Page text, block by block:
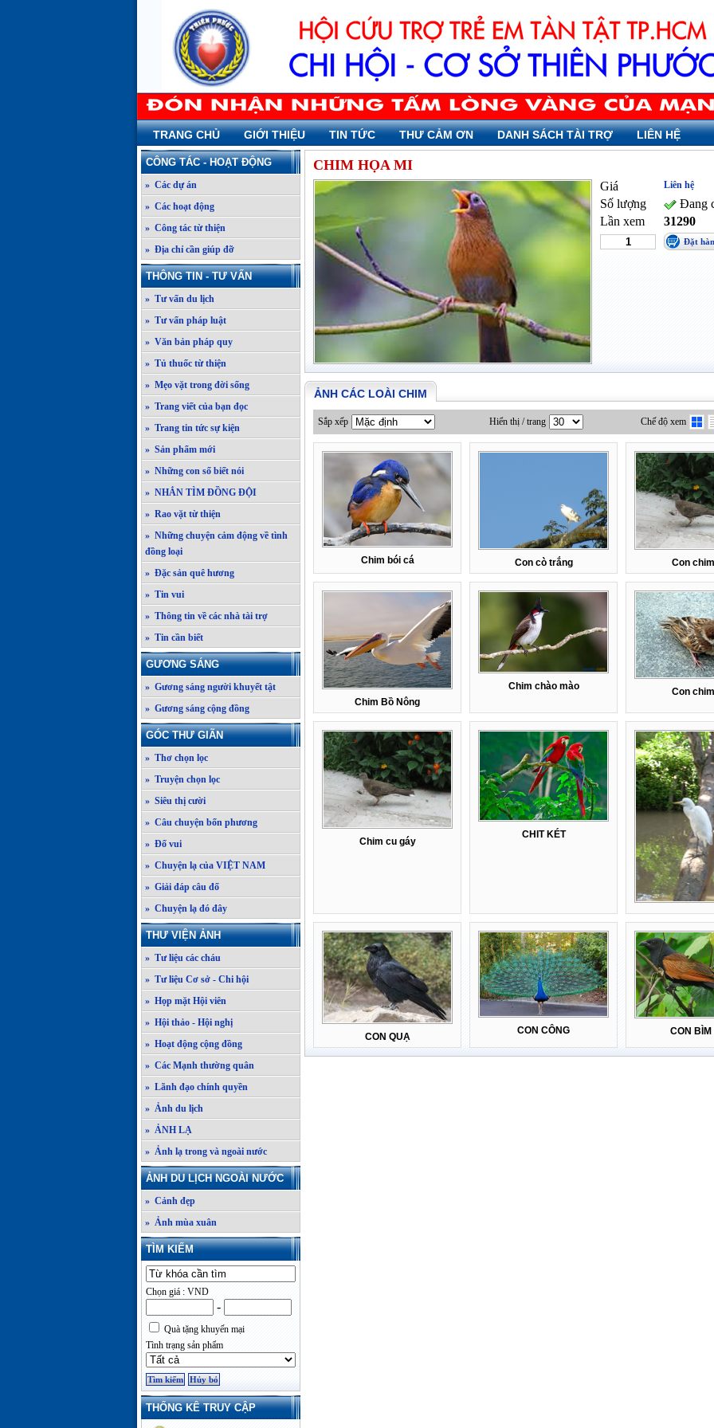
TRANG CHỦ GIỚI THIỆU TIN TỨC THƯ CẢM ƠN DANH SÁCH TÀI TRỢ LIÊN HỆ
CÔNG TÁC - HOẠT ĐỘNG
» Các dự án
» Các hoạt động
» Công tác từ thiện
» Địa chỉ cần giúp đỡ
THÔNG TIN - TƯ VẤN
» Tư vấn du lịch
» Tư vấn pháp luật
» Văn bản pháp quy
» Tủ thuốc từ thiện
» Mẹo vặt trong đời sống
» Trang viết của bạn đọc
» Trang tin tức sự kiện
» Sản phẩm mới
» Những con số biết nói
» NHẮN TÌM ĐỒNG ĐỘI
» Rao vặt từ thiện
» Những chuyện cảm động về tình
đồng loại
» Đặc sản quê hương
» Tin vui
» Thông tin về các nhà tài trợ
» Tin cần biết
GƯƠNG SÁNG
» Gương sáng người khuyết tật
» Gương sáng cộng đồng
GÓC THƯ GIÃN
» Thơ chọn lọc
» Truyện chọn lọc
» Siêu thị cười
» Câu chuyện bốn phương
» Đố vui
» Chuyện lạ của VIỆT NAM
» Giải đáp câu đố
» Chuyện lạ đó đây
THƯ VIỆN ẢNH
» Tư liệu các cháu
» Tư liệu Cơ sở - Chi hội
» Họp mặt Hội viên
» Hội thảo - Hội nghị
» Hoạt động cộng đồng
» Các Mạnh thường quân
» Lãnh đạo chính quyền
» Ảnh du lịch
» ẢNH LẠ
» Ảnh lạ trong và ngoài nước
ẢNH DU LỊCH NGOÀI NƯỚC
» Cảnh đẹp
» Ảnh mùa xuân
TÌM KIẾM
Chọn giá : VND
-
Quà tặng khuyến mại
Tình trạng sản phẩm
THỐNG KÊ TRUY CẬP
CHIM HỌA MI
Giá Liên hệ
Số lượng
Đang
Lần xem
31290
Đặt
ẢNH CÁC LOÀI CHIM
Sắp xếp Hiển thị / trang Chế độ xem
Chim bói cá Con cò trắng Con
Chim Bồ Nông
Chim chào mào Con
Chim cu gáy
CHIT KÉT
CON QUẠ
CON CÔNG CON BÌM